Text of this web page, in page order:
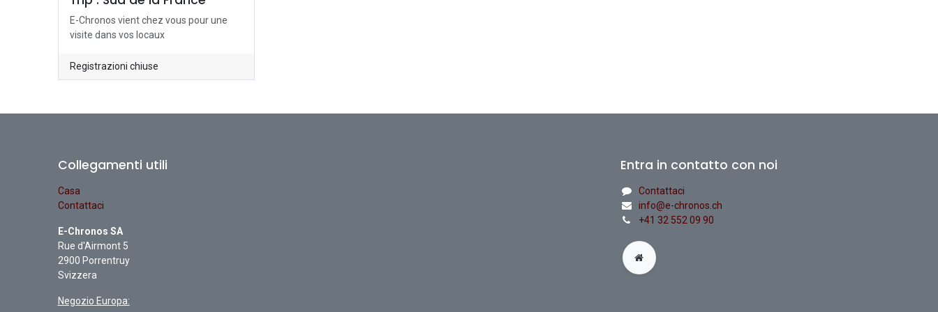
E-Chronos vient chez vous pour une
visite dans vos locaux
Registrazioni chiuse
Collegamenti utili
Casa
Contattaci
E-Chronos SA
Rue d'Airmont 5
2900 Porrentruy
Svizzera
Negozio Europa:
Entra in contatto con noi
Contattaci
info@e-chronos.ch
+41 32 552 09 90